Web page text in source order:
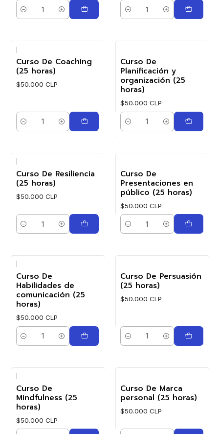
Cantidad Cantidad
Curso De Coaching
(25 horas)
$50.000 CLP
Cantidad
Curso De
Planificación y
organización (25
horas)
$50.000 CLP
Cantidad
Curso De Resiliencia
(25 horas)
$50.000 CLP
Cantidad
Curso De
Presentaciones en
público (25 horas)
$50.000 CLP
Cantidad
Curso De
Habilidades de
comunicación (25
horas)
$50.000 CLP
Cantidad
Curso De Persuasión
(25 horas)
$50.000 CLP
Cantidad
Curso De
Mindfulness (25
horas)
$50.000 CLP
Curso De Marca
personal (25 horas)
$50.000 CLP